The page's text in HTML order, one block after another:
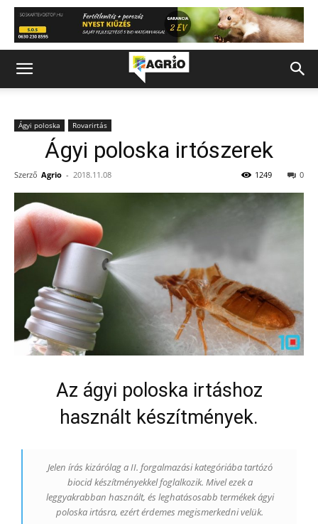
Ágyi poloska Rovarirtás
Ágyi poloska irtószerek
Szerző Agrio - 2018.11.08 0
1249
Az ágyi poloska irtáshoz
használt készítmények.
Jelen írás kizárólag a II. forgalmazási kategóriába tartózó
biocid készítményekkel foglalkozik. Mivel ezek a
leggyakrabban használt, és leghatásosabb termékek ágyi
poloska irtásra, ezért érdemes megismerkedni velük.